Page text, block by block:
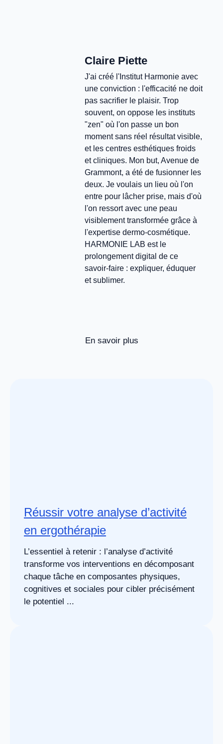
Claire Piette
J'ai créé l'Institut Harmonie avec
une conviction : l'efficacité ne doit
pas sacrifier le plaisir. Trop
souvent, on oppose les instituts
"zen" où l'on passe un bon
moment sans réel résultat visible,
et les centres esthétiques froids
et cliniques. Mon but, Avenue de
Grammont, a été de fusionner les
deux. Je voulais un lieu où l'on
entre pour lâcher prise, mais d'où
l'on ressort avec une peau
visiblement transformée grâce à
l'expertise dermo-cosmétique.
HARMONIE LAB est le
prolongement digital de ce
savoir-faire : expliquer, éduquer
et sublimer.
En savoir plus
Réussir votre analyse d’activité
en ergothérapie
L’essentiel à retenir : l’analyse d’activité
transforme vos interventions en décomposant
chaque tâche en composantes physiques,
cognitives et sociales pour cibler précisément
le potentiel ...